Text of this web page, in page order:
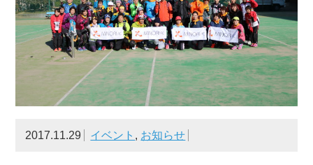
2017.11.29 イベント , お知らせ